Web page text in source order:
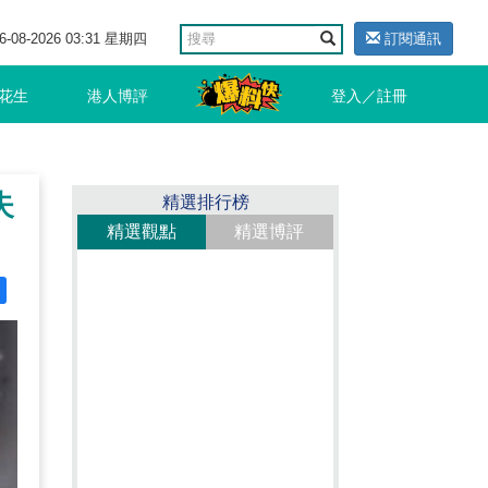
08-2026 03:31 星期四 訂閱通訊
生 港人博評 登入／註冊
精選排行榜
精選觀點
精選博評